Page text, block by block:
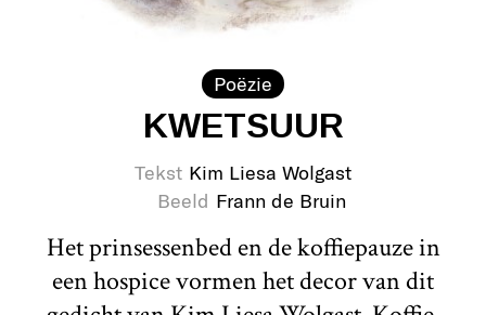
Poëzie
KWETSUUR
Tekst Kim Liesa Wolgast
Beeld Frann de Bruin
Het prinsessenbed en de koffiepauze in
een hospice vormen het decor van dit